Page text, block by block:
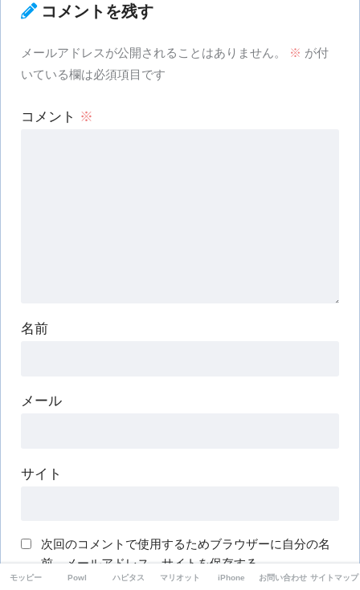
コメントを残す
メールアドレスが公開されることはありません。 ※ が付
いている欄は必須項目です
コメント ※
名前
メール
サイト
次回のコメントで使用するためブラウザーに自分の名
前、メールアドレス、サイトを保存する。
モッピー Powl ハピタス マリオット iPhone お問い合わせ サイトマップ